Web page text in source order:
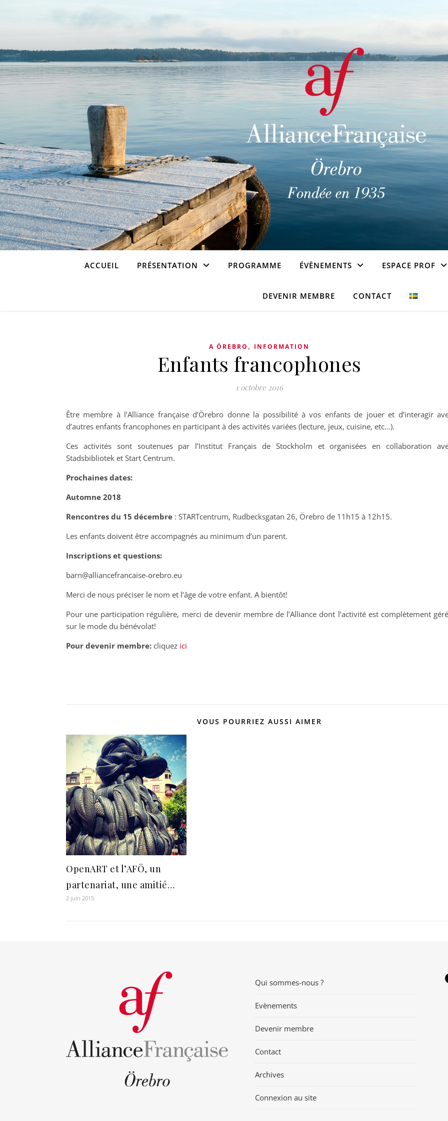
ACCUEIL PRÉSENTATION PROGRAMME ÉVÈNEMENTS ESPACE PROF
DEVENIR MEMBRE CONTACT
A ÖREBRO , INFORMATION
Enfants francophones
1 octobre 2016
Être membre à l’Alliance française d’Örebro donne la possibilité à vos enfants de jouer et d’interagir
d’autres enfants francophones en participant à des activités variées (lecture, jeux, cuisine, etc…).
Ces activités sont soutenues par l’Institut Français de Stockholm et organisées en collaboration
Stadsbibliotek et Start Centrum.
Prochaines dates:
Automne 2018
Rencontres du 15 décembre : STARTcentrum, Rudbecksgatan 26, Örebro de 11h15 à 12h15.
Les enfants doivent être accompagnés au minimum d’un parent.
Inscriptions et questions:
barn@alliancefrancaise-orebro.eu
Merci de nous préciser le nom et l’âge de votre enfant. A bientôt!
Pour une participation régulière, merci de devenir membre de l’Alliance dont l’activité est complètement
sur le mode du bénévolat!
Pour devenir membre: cliquez ici
VOUS POURRIEZ AUSSI AIMER
OpenART et l’AFÖ, un
partenariat, une amitié…
2 juin 2015
Qui sommes-nous ?
Evènements
Devenir membre
Contact
Archives
Connexion au site